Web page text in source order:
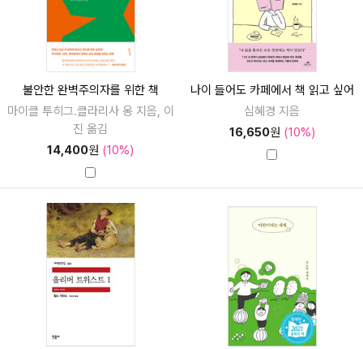
불안한 완벽주의자를 위한 책
마이클 투히그.클라리사 옹 지음, 이
진 옮김
14,400원 (10%)
나이 들어도 카페에서 책 읽고 싶어
심혜경 지음
16,650원 (10%)